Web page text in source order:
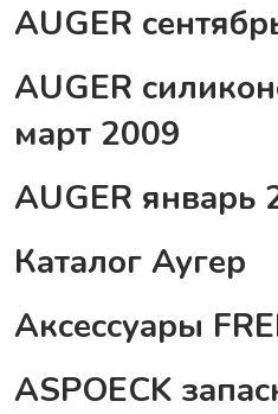
AUGER
AUGER
март 2009
AUGER январь
Каталог Аугер
Аксессуары
ASPOECK